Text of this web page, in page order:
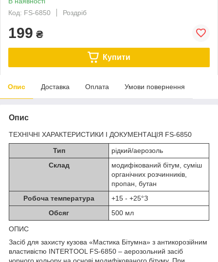
Код: FS-6850
Роздріб
199 ₴
Купити
Опис Доставка Оплата Умови повернення
Опис
ТЕХНІЧНІ ХАРАКТЕРИСТИКИ І ДОКУМЕНТАЦІЯ FS-6850
Тип
рідкий/аерозоль
Склад
модифікований бітум, суміш
органічних розчинників,
пропан, бутан
Робоча температура
+15 - +25°З
Обсяг
500 мл
ОПИС
Засіб для захисту кузова «Мастика Бітумна» з антикорозійним
властивістю INTERTOOL FS-6850 – аерозольний засіб
чорного кольору на основі модифікованого бітуму. При